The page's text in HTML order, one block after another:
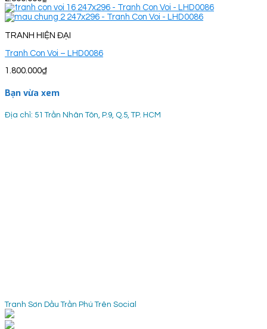
TRANH HIỆN ĐẠI
Tranh Con Voi – LHD0086
1.800.000₫
Bạn vừa xem
Địa chỉ: 51 Trần Nhân Tôn, P.9, Q.5, TP. HCM
Tranh Sơn Dầu Trần Phú Trên Social